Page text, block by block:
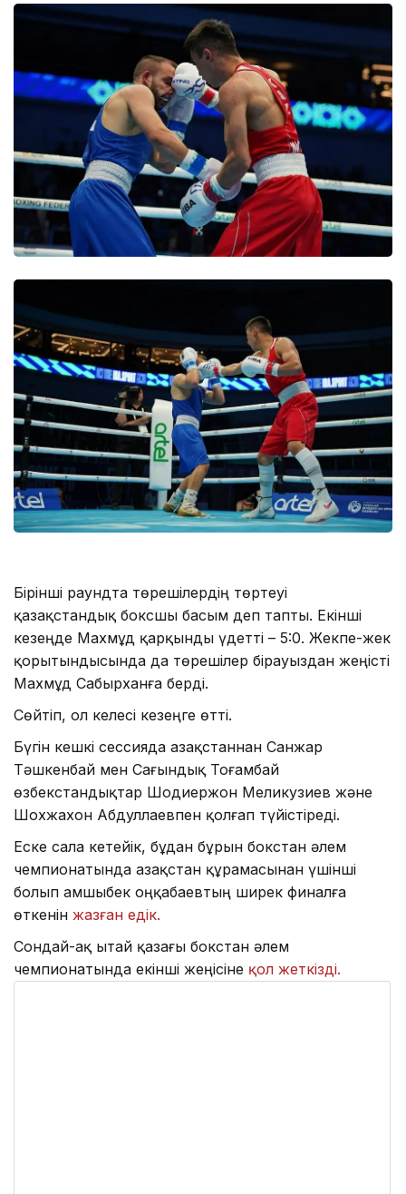
Бірінші раундта төрешілердің төртеуі
қазақстандық боксшы басым деп тапты. Екінші
кезеңде Махмұд қарқынды үдетті – 5:0. Жекпе-жек
қорытындысында да төрешілер бірауыздан жеңісті
Махмұд Сабырханға берді.
Сөйтіп, ол келесі кезеңге өтті.
Бүгін кешкі сессияда Қазақстаннан Санжар
Тәшкенбай мен Сағындық Тоғамбай
өзбекстандықтар Шодиержон Меликузиев және
Шохжахон Абдуллаевпен қолғап түйістіреді.
Еске сала кетейік, бұдан бұрын бокстан әлем
чемпионатында Қазақстан құрамасынан үшінші
болып Қамшыбек Қоңқабаевтың ширек финалға
өткенін жазған едік.
Сондай-ақ Қытай қазағы бокстан әлем
чемпионатында екінші жеңісіне қол жеткізді.